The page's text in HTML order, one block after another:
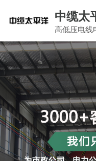
中缆太
高低压电线